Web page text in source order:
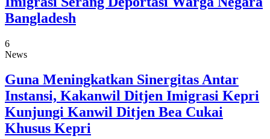
Bangladesh
6
News
Guna Meningkatkan Sinergitas Antar
Instansi, Kakanwil Ditjen Imigrasi Kepri
Kunjungi Kanwil Ditjen Bea Cukai
Khusus Kepri